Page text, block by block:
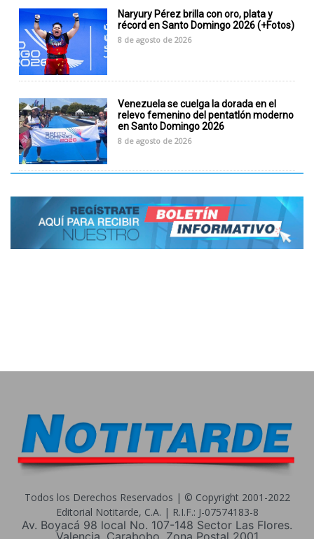
Naryury Pérez brilla con oro, plata y
récord en Santo Domingo 2026 (+Fotos)
8 de agosto de 2026
Venezuela se cuelga la dorada en el
relevo femenino del pentatlón moderno
en Santo Domingo 2026
8 de agosto de 2026
Todos los Derechos Reservados | © Copyright 2001-2022
Editorial Notitarde, C.A. | R.I.F.: J-07574183-8
Av. Boyacá 98 local No. 107-148 Sector Las Flores.
Valencia, Carabobo. Zona Postal 2001